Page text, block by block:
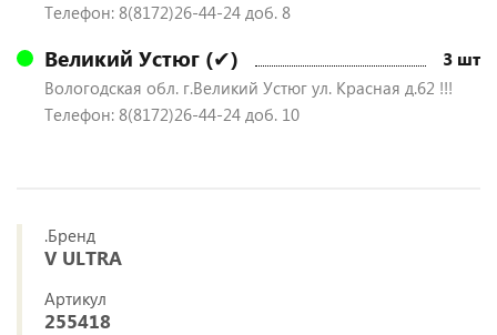
Телефон: 8(8172)26-44-24 доб. 8
Великий Устюг (✔) 3 шт
Вологодская обл. г.Великий Устюг ул. Красная д.62 !!!
Телефон: 8(8172)26-44-24 доб. 10
.Бренд
V ULTRA
Артикул
255418